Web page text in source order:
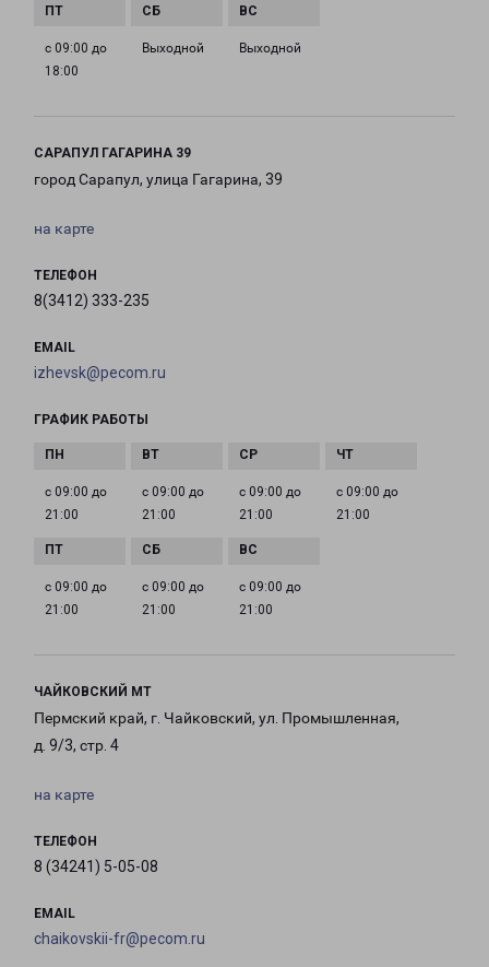
с 09:00 до
18:00
Выходной Выходной
САРАПУЛ ГАГАРИНА 39
город Сарапул, улица Гагарина, 39
на карте
ТЕЛЕФОН
8(3412) 333-235
EMAIL
izhevsk@pecom.ru
ГРАФИК РАБОТЫ
с 09:00 до
21:00
с 09:00 до
21:00
с 09:00 до
21:00
с 09:00 до
21:00
с 09:00 до
21:00
с 09:00 до
21:00
с 09:00 до
21:00
ЧАЙКОВСКИЙ МТ
Пермский край, г. Чайковский, ул. Промышленная,
д. 9/3, стр. 4
на карте
ТЕЛЕФОН
8 (34241) 5-05-08
EMAIL
chaikovskii-fr@pecom.ru